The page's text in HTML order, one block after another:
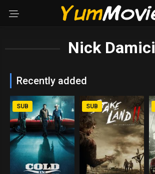
Nick Damici
Recently added
SUB SUB